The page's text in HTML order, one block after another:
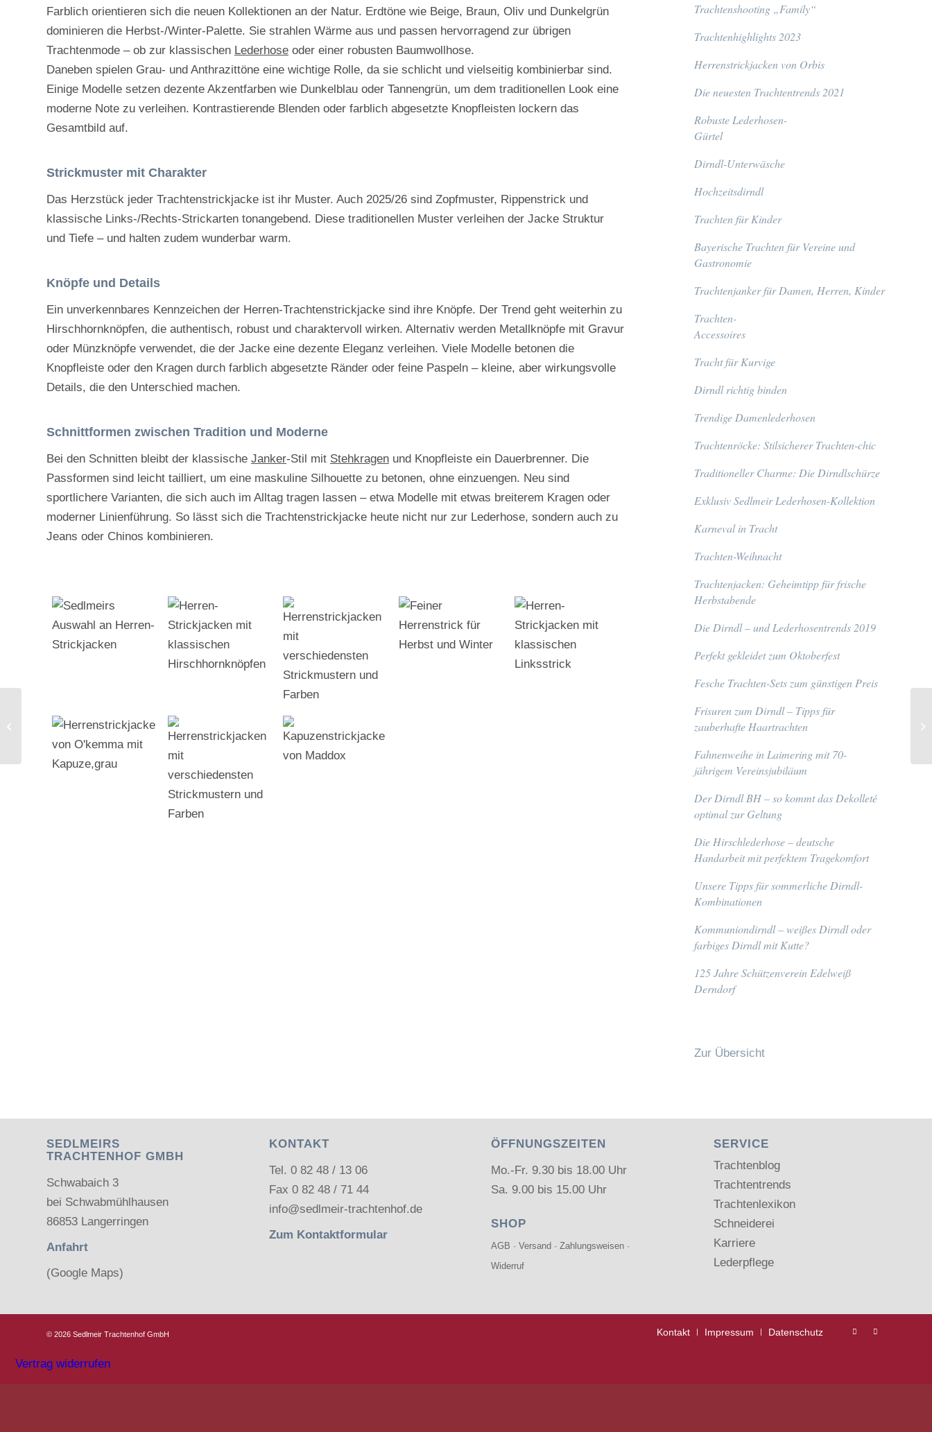
Farblich orientieren sich die neuen Kollektionen an der Natur. Erdtöne wie Beige, Braun, Oliv und Dunkelgrün
dominieren die Herbst-/Winter-Palette. Sie strahlen Wärme aus und passen hervorragend zur übrigen
Trachtenmode – ob zur klassischen Lederhose oder einer robusten Baumwollhose.
Daneben spielen Grau- und Anthrazittöne eine wichtige Rolle, da sie schlicht und vielseitig kombinierbar sind.
Einige Modelle setzen dezente Akzentfarben wie Dunkelblau oder Tannengrün, um dem traditionellen Look eine
moderne Note zu verleihen. Kontrastierende Blenden oder farblich abgesetzte Knopfleisten lockern das
Gesamtbild auf.
Strickmuster mit Charakter
Das Herzstück jeder Trachtenstrickjacke ist ihr Muster. Auch 2025/26 sind Zopfmuster, Rippenstrick und
klassische Links-/Rechts-Strickarten tonangebend. Diese traditionellen Muster verleihen der Jacke Struktur
und Tiefe – und halten zudem wunderbar warm.
Knöpfe und Details
Ein unverkennbares Kennzeichen der Herren-Trachtenstrickjacke sind ihre Knöpfe. Der Trend geht weiterhin zu
Hirschhornknöpfen, die authentisch, robust und charaktervoll wirken. Alternativ werden Metallknöpfe mit Gravur
oder Münzknöpfe verwendet, die der Jacke eine dezente Eleganz verleihen. Viele Modelle betonen die
Knopfleiste oder den Kragen durch farblich abgesetzte Ränder oder feine Paspeln – kleine, aber wirkungsvolle
Details, die den Unterschied machen.
Schnittformen zwischen Tradition und Moderne
Bei den Schnitten bleibt der klassische Janker-Stil mit Stehkragen und Knopfleiste ein Dauerbrenner. Die
Passformen sind leicht tailliert, um eine maskuline Silhouette zu betonen, ohne einzuengen. Neu sind
sportlichere Varianten, die sich auch im Alltag tragen lassen – etwa Modelle mit etwas breiterem Kragen oder
moderner Linienführung. So lässt sich die Trachtenstrickjacke heute nicht nur zur Lederhose, sondern auch zu
Jeans oder Chinos kombinieren.
Trachtenshooting „Family“
Trachtenhighlights 2023
Herrenstrickjacken von Orbis
Die neuesten Trachtentrends 2021
Robuste Lederhosen-
Gürtel
Dirndl-Unterwäsche
Hochzeitsdirndl
Trachten für Kinder
Bayerische Trachten für Vereine und
Gastronomie
Trachtenjanker für Damen, Herren, Kinder
Trachten-
Accessoires
Tracht für Kurvige
Dirndl richtig binden
Trendige Damenlederhosen
Trachtenröcke: Stilsicherer Trachten-chic
Traditioneller Charme: Die Dirndlschürze
Exklusiv Sedlmeir Lederhosen-Kollektion
Karneval in Tracht
Trachten-Weihnacht
Trachtenjacken: Geheimtipp für frische
Herbstabende
Die Dirndl – und Lederhosentrends 2019
Perfekt gekleidet zum Oktoberfest
Fesche Trachten-Sets zum günstigen Preis
Frisuren zum Dirndl – Tipps für
zauberhafte Haartrachten
Fahnenweihe in Laimering mit 70-
jährigem Vereinsjubiläum
Der Dirndl BH – so kommt das Dekolleté
optimal zur Geltung
Die Hirschlederhose – deutsche
Handarbeit mit perfektem Tragekomfort
Unsere Tipps für sommerliche Dirndl-
Kombinationen
Kommuniondirndl – weißes Dirndl oder
farbiges Dirndl mit Kutte?
125 Jahre Schützenverein Edelweiß
Derndorf
Zur Übersicht
SEDLMEIRS
TRACHTENHOF GMBH
Schwabaich 3
bei Schwabmühlhausen
86853 Langerringen
Anfahrt
(Google Maps)
KONTAKT
Tel. 0 82 48 / 13 06
Fax 0 82 48 / 71 44
info@sedlmeir-trachtenhof.de
Zum Kontaktformular
ÖFFNUNGSZEITEN
Mo.-Fr. 9.30 bis 18.00 Uhr
Sa. 9.00 bis 15.00 Uhr
SHOP
AGB ·Versand ·Zahlungsweisen ·
Widerruf
SERVICE
Trachtenblog
Trachtentrends
Trachtenlexikon
Schneiderei
Karriere
Lederpflege
© 2026 Sedlmeir Trachtenhof GmbH Kontakt Impressum Datenschutz
Partnerlook in Tracht für
Vertrag widerrufen